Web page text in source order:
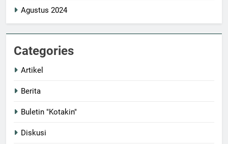
Agustus 2024
Categories
Artikel
Berita
Buletin "Kotakin"
Diskusi